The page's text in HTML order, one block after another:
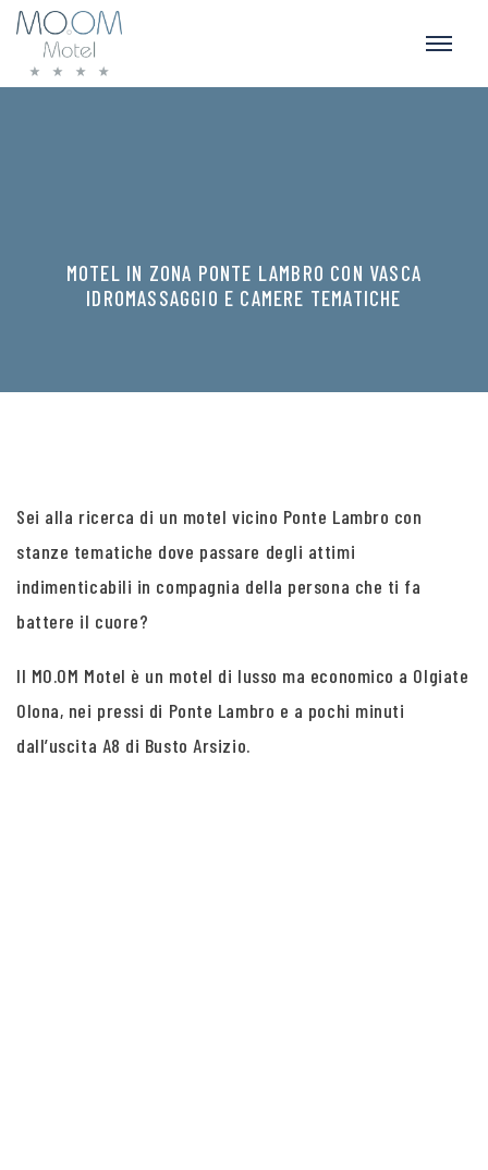
MOTEL IN ZONA PONTE LAMBRO CON VASCA
IDROMASSAGGIO E CAMERE TEMATICHE
Sei alla ricerca di un motel vicino Ponte Lambro con
stanze tematiche dove passare degli attimi
indimenticabili in compagnia della persona che ti fa
battere il cuore?
Il MO.OM Motel è un motel di lusso ma economico a Olgiate
Olona, nei pressi di Ponte Lambro e a pochi minuti
dall’uscita A8 di Busto Arsizio.